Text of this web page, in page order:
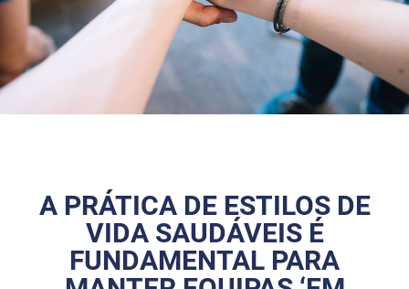
A PRÁTICA DE ESTILOS DE
VIDA SAUDÁVEIS É
FUNDAMENTAL PARA